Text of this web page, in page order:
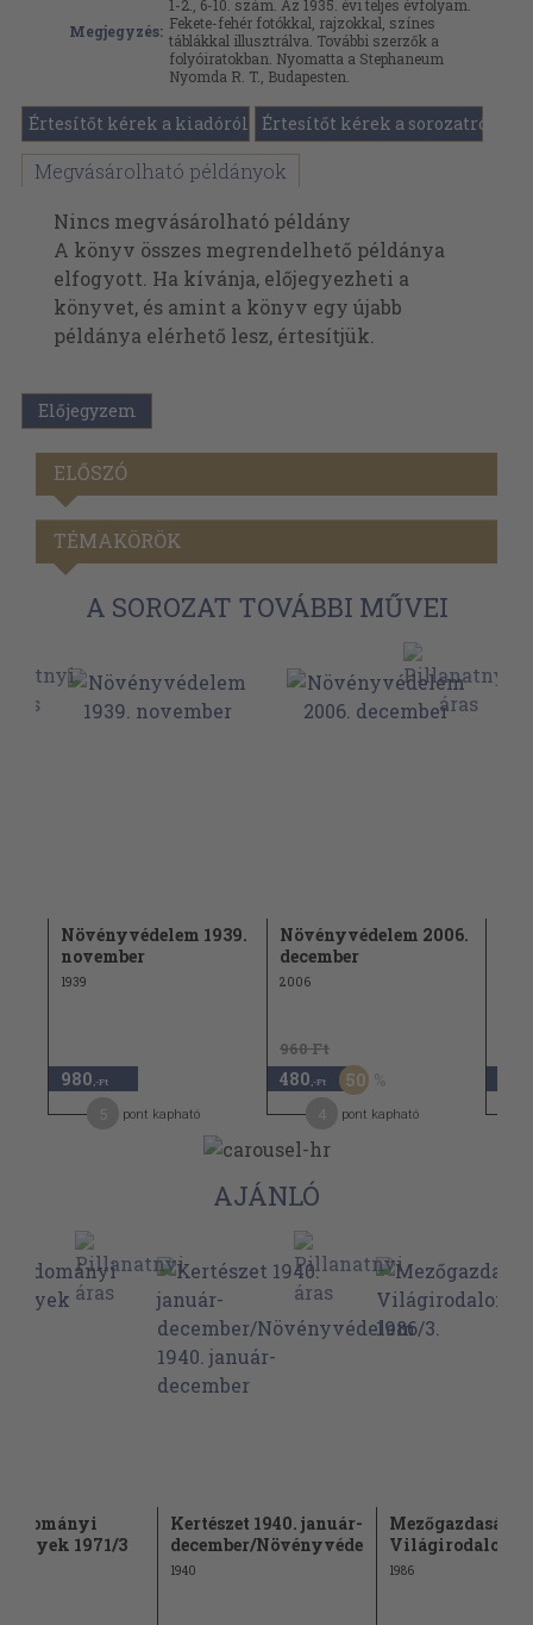
Megjegyzés:
1-2., 6-10. szám. Az 1935. évi teljes évfolyam.
Fekete-fehér fotókkal, rajzokkal, színes
táblákkal illusztrálva. További szerzők a
folyóiratokban. Nyomatta a Stephaneum
Nyomda R. T., Budapesten.
Értesítőt kérek a kiadóról Értesítőt kérek a sorozatról
Megvásárolható példányok
Nincs megvásárolható példány
A könyv összes megrendelhető példánya
elfogyott. Ha kívánja, előjegyezheti a
könyvet, és amint a könyv egy újabb
példánya elérhető lesz, értesítjük.
Előjegyzem
ELŐSZÓ
TÉMAKÖRÖK
A SOROZAT TOVÁBBI MŰVEI
Növényvédelem 1939.
november
1939
980 ,-Ft
pont kapható
Növényvédelem 2006.
december
2006
960 Ft
480 ,-Ft 50
pont kapható
AJÁNLÓ
1971/3
Kertészet 1940. január-
december/Növényvédelem...
1940
Mezőgazdasági
Világirodalom
1986